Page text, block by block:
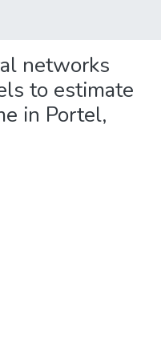
networks
to estimate
in Portel,